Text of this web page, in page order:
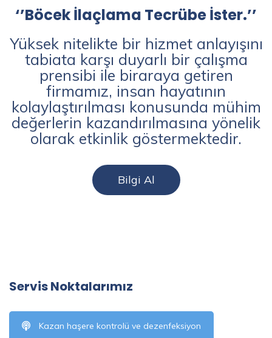
‘’Böcek İlaçlama Tecrübe İster.’’
Yüksek nitelikte bir hizmet anlayışını
tabiata karşı duyarlı bir çalışma
prensibi ile biraraya getiren
firmamız, insan hayatının
kolaylaştırılması konusunda mühim
değerlerin kazandırılmasına yönelik
olarak etkinlik göstermektedir.
Bilgi Al
Servis Noktalarımız
Kazan haşere kontrolü ve dezenfeksiyon